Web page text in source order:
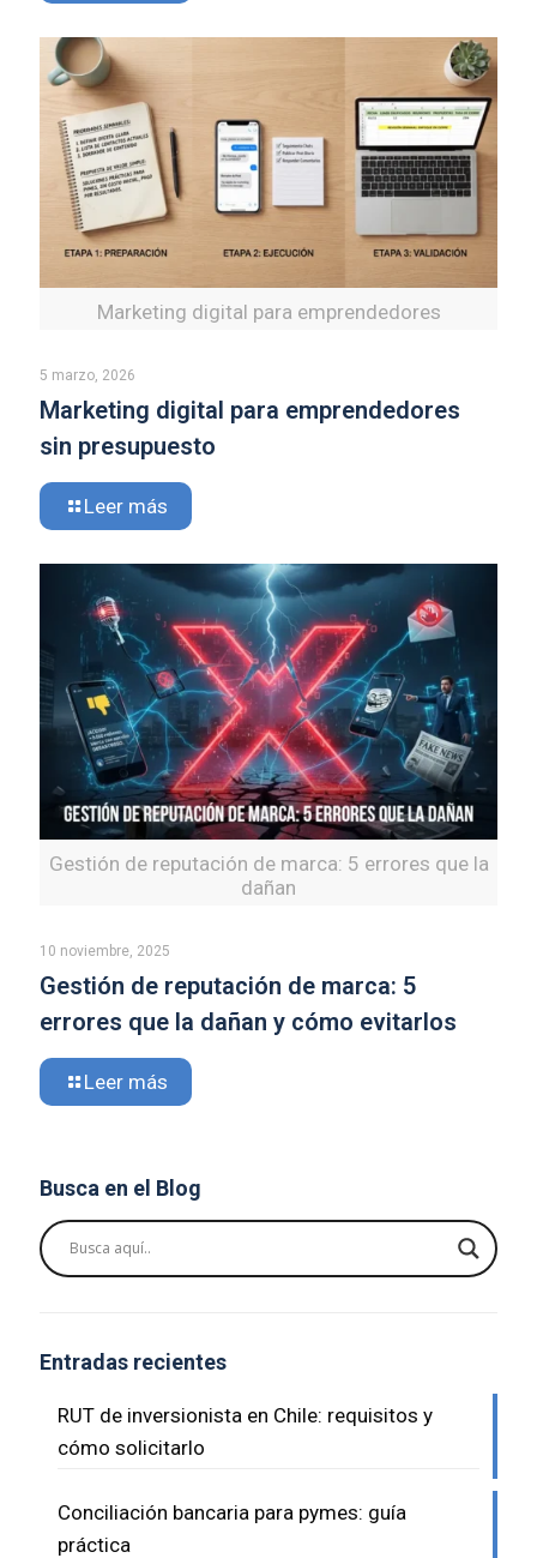
Marketing digital para emprendedores
5 marzo, 2026
Marketing digital para emprendedores
sin presupuesto
Leer más
Gestión de reputación de marca: 5 errores que la
dañan
10 noviembre, 2025
Gestión de reputación de marca: 5
errores que la dañan y cómo evitarlos
Leer más
Busca en el Blog
Entradas recientes
RUT de inversionista en Chile: requisitos y
cómo solicitarlo
Conciliación bancaria para pymes: guía
práctica